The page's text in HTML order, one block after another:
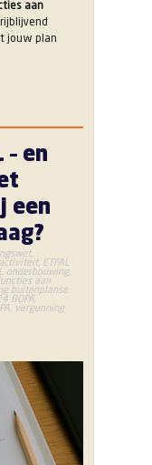
aan
jouw plan
– en
een
,
, ETFAL
onderbouwing,
aan
buitenplanse
BOPA
vergunning